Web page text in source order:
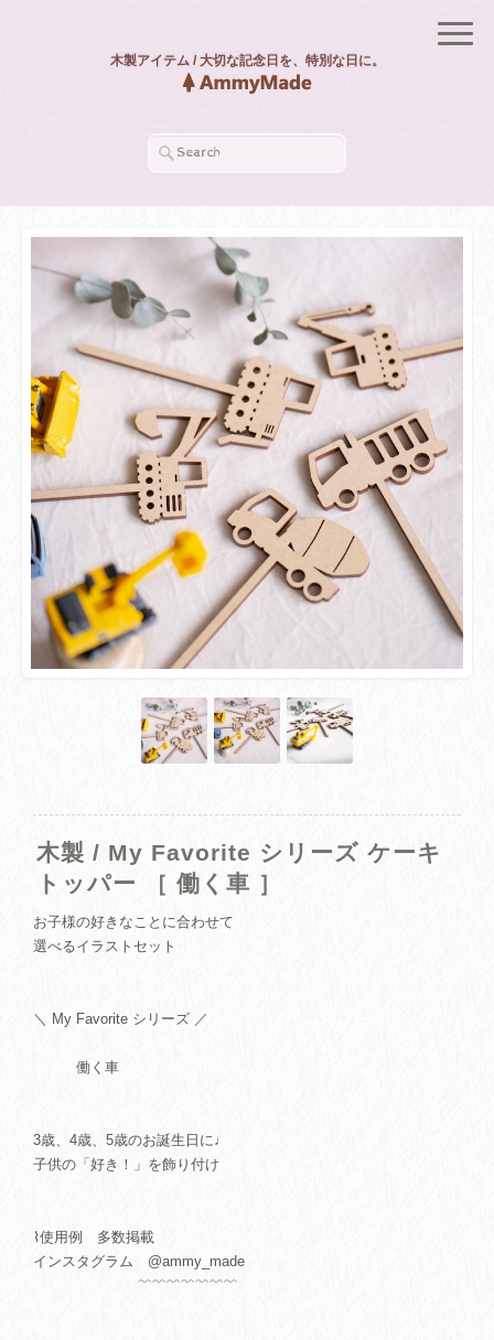
木製アイテム / 大切な記念日を、特別な日に。
木製 / My Favorite シリーズ ケーキ
トッパー ［ 働く車 ］
お子様の好きなことに合わせて
選べるイラストセット
＼ My Favorite シリーズ ／
働く車
3歳、4歳、5歳のお誕生日に♩
子供の「好き！」を飾り付け
⌇使用例 多数掲載
インスタグラム @ammy_made
﹌﹌﹌﹌﹌﹌﹌